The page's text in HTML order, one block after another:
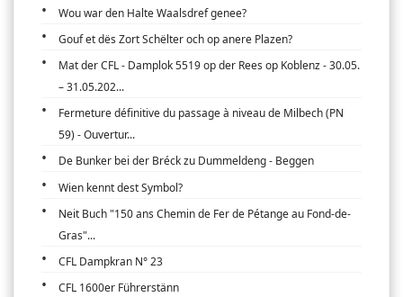
Wou war den Halte Waalsdref genee?
Gouf et dës Zort Schëlter och op anere Plazen?
Mat der CFL - Damplok 5519 op der Rees op Koblenz - 30.05.
– 31.05.202...
Fermeture définitive du passage à niveau de Milbech (PN
59) - Ouvertur...
De Bunker bei der Bréck zu Dummeldeng - Beggen
Wien kennt dest Symbol?
Neit Buch "150 ans Chemin de Fer de Pétange au Fond-de-
Gras"...
CFL Dampkran N° 23
CFL 1600er Führerstänn